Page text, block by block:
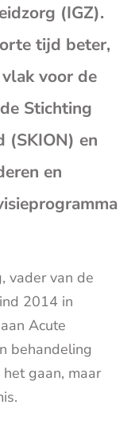
(IGZ).
tijd beter,
voor de
Stichting
(SKION) en
en
vader van de
2014 in
Acute
behandeling
gaan, maar